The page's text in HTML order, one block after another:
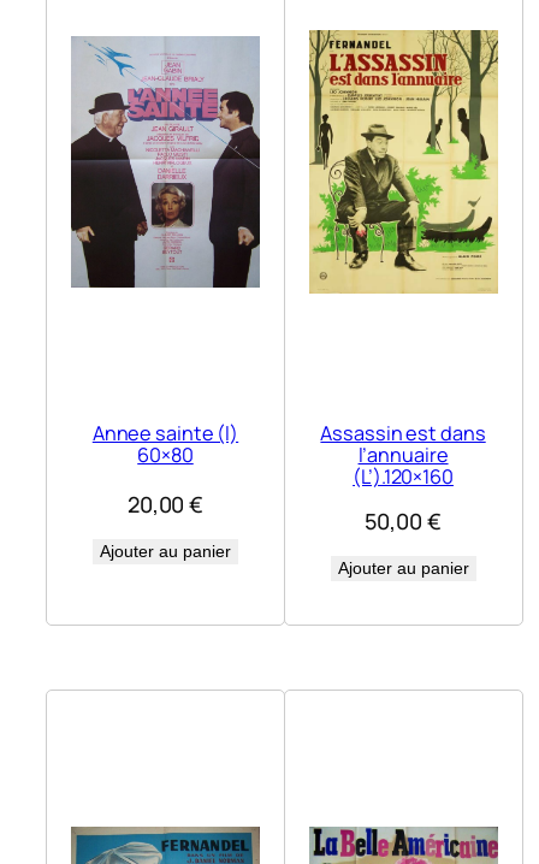
Annee sainte (l)
60×80
20,00€
Ajouter au panier
Assassin est dans
l’annuaire
(L’).120×160
50,00 €
Ajouter au panier